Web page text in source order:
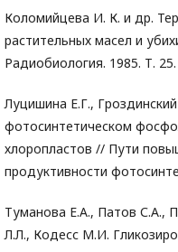
Коломийцева И. К. и др.
растительных масел и
Радиобиология. 1985. Т.
Луцишина Е.Г.,
фотосинтетическом
хлоропластов // Пути
продуктивности
Туманова Е.А., Патов С.А.,
Л.Л., Кодесс М.И.